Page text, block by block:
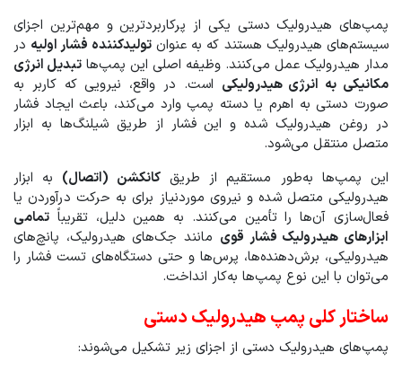
پمپ‌های هیدرولیک دستی یکی از پرکاربردترین و مهم‌ترین اجزای
سیستم‌های هیدرولیک هستند که به عنوانتولیدکننده فشار اولیه در
مدار هیدرولیک عمل می‌کنند. وظیفه اصلی این پمپ‌ها تبدیل انرژی
مکانیکی به انرژی هیدرولیکی است. در واقع، نیرویی که کاربر به
صورت دستی به اهرم یا دسته پمپ وارد می‌کند، باعث ایجاد فشار
در روغن هیدرولیک شده و این فشار از طریق شیلنگ‌ها به ابزار
متصل منتقل می‌شود.
این پمپ‌ها به‌طور مستقیم از طریقکانکشن (اتصال) به ابزار
هیدرولیکی متصل شده و نیروی موردنیاز برای به حرکت درآوردن یا
فعال‌سازی آن‌ها را تأمین می‌کنند. به همین دلیل، تقریباً تمامی
ابزارهای هیدرولیک فشار قوی مانند جک‌های هیدرولیک، پانچ‌های
هیدرولیکی، برش‌دهنده‌ها، پرس‌ها و حتی دستگاه‌های تست فشار را
می‌توان با این نوع پمپ‌ها به‌کار انداخت.
ساختار کلی پمپ هیدرولیک دستی
پمپ‌های هیدرولیک دستی از اجزای زیر تشکیل می‌شوند: